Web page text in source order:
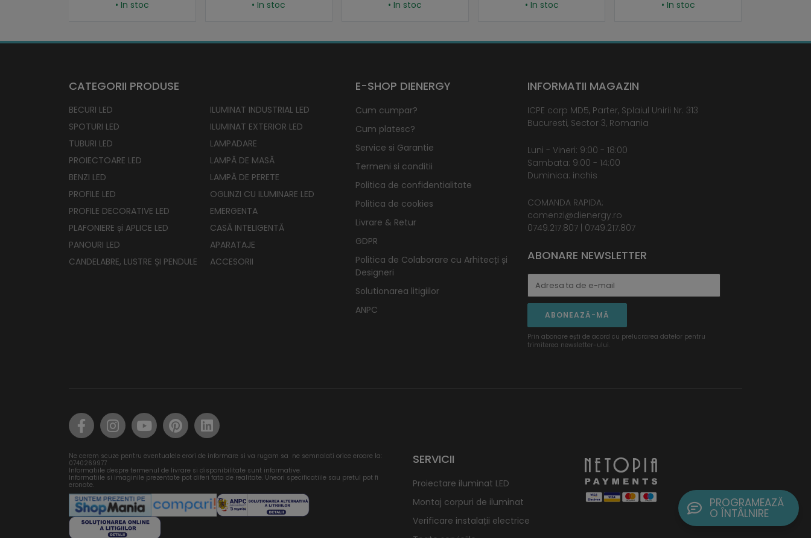
CATEGORII PRODUSE
BECURI LED
SPOTURI LED
TUBURI LED
PROIECTOARE LED
BENZI LED
PROFILE LED
PROFILE DECORATIVE LED
PLAFONIERE și APLICE LED
PANOURI LED
CANDELABRE, LUSTRE ȘI PENDULE
ILUMINAT INDUSTRIAL LED
ILUMINAT EXTERIOR LED
LAMPADARE
LAMPĂ DE MASĂ
LAMPĂ DE PERETE
OGLINZI CU ILUMINARE LED
EMERGENTA
CASĂ INTELIGENTĂ
APARATAJE
ACCESORII
E-SHOP DIENERGY
Cum cumpar?
Cum platesc?
Service si Garantie
Termeni si conditii
Politica de confidentialitate
Politica de cookies
Livrare & Retur
GDPR
Politica de Colaborare cu Arhitecți și
Designeri
Solutionarea litigiilor
ANPC
INFORMATII MAGAZIN
ICPE corp MD5, Parter, Splaiul Unirii Nr. 313
Bucuresti, Sector 3, Romania
Luni - Vineri: 9:00 - 18:00
Sambata: 9:00 - 14:00
Duminica: inchis
COMANDA RAPIDA:
comenzi@dienergy.ro
0749.217.807 0749.217.807
ABONARE NEWSLETTER
ABONEAZĂ-MĂ
Prin abonare ești de acord cu prelucrarea datelor pentru
trimiterea newsletter-ului.
Ne cerem scuze pentru eventualele erori de informare si va rugam sa ne semnalati orice eroare la:
0740269977
Informatiile despre termenul de livrare si disponibilitate sunt informative.
Informatiile si imaginile prezentate pot diferi fata de realitate. Uneori specificatiile sau pretul pot fi
eronate.
SERVICII
Proiectare iluminat LED
Montaj corpuri de iluminat
Verificare instalații electrice
PROGRAMEAZĂ
O ÎNTÂLNIRE